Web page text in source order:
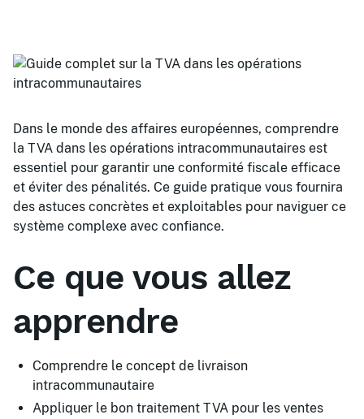
Dans le monde des affaires européennes, comprendre
la TVA dans les opérations intracommunautaires est
essentiel pour garantir une conformité fiscale efficace
et éviter des pénalités. Ce guide pratique vous fournira
des astuces concrètes et exploitables pour naviguer ce
système complexe avec confiance.
Ce que vous allez
apprendre
Comprendre le concept de livraison
intracommunautaire
Appliquer le bon traitement TVA pour les ventes